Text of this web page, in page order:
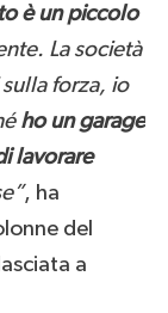
è un piccolo
La società
forza, io
ho un garage
lavorare
, ha
del
a